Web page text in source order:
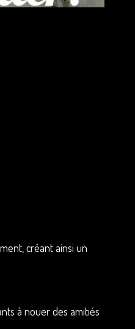
créant ainsi un
à nouer des amitiés